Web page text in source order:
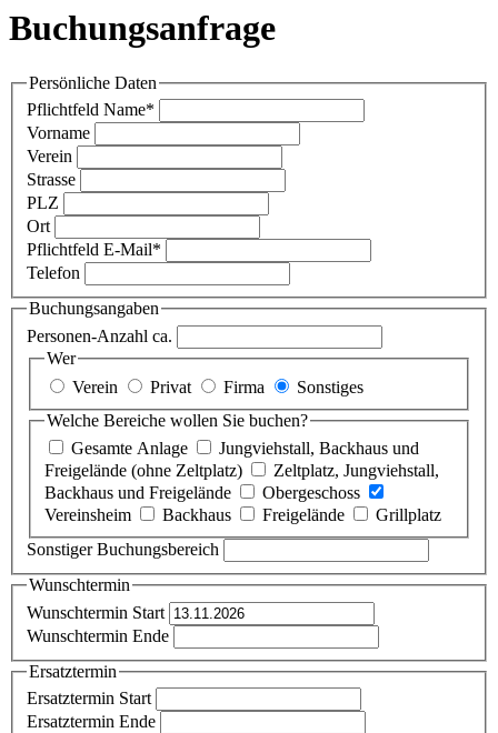
Buchungsanfrage
Persönliche Daten
Pflichtfeld Name*
Vorname
Verein
Strasse
PLZ
Ort
Pflichtfeld E-Mail*
Telefon
Buchungsangaben
Personen-Anzahl ca.
Wer
Verein
Privat Firma
Sonstiges
Welche Bereiche wollen Sie buchen?
Gesamte Anlage
Jungviehstall, Backhaus und
Freigelände (ohne Zeltplatz)
Zeltplatz, Jungviehstall,
Backhaus und Freigelände
Obergeschoss
Vereinsheim
Backhaus Freigelände
Grillplatz
Sonstiger Buchungsbereich
Wunschtermin
Wunschtermin Start
Wunschtermin Ende
Ersatztermin
Ersatztermin Start
Ersatztermin Ende